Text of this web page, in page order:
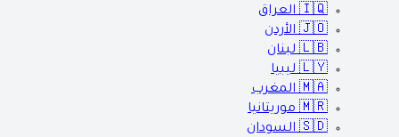
🇮🇶 العراق
🇯🇴 الأردن
🇱🇧 لبنان
🇱🇾 ليبيا
🇲🇦 المغرب
🇲🇷 موريتانيا
🇸🇩 السودان